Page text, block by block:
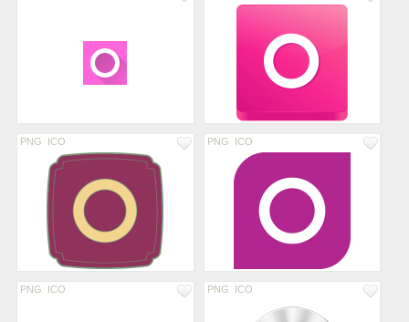
PNG ICO PNG ICO
PNG ICO PNG ICO